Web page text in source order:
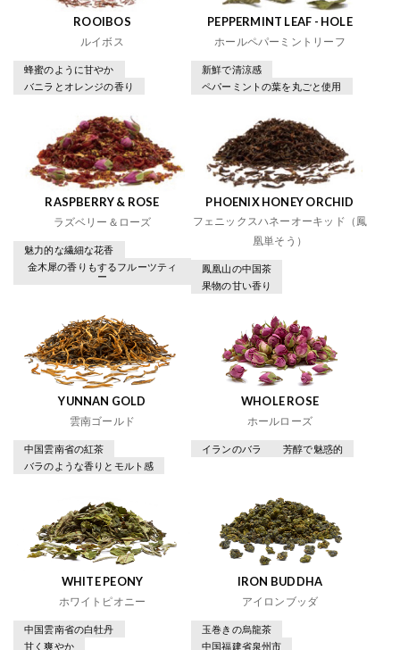
ROOIBOS
ルイボス
蜂蜜のように甘やか
バニラとオレンジの香り
PEPPERMINT LEAF - HOLE
ホールペパーミントリーフ
新鮮で清涼感
ペパーミントの葉を丸ごと使用
RASPBERRY & ROSE
ラズベリー＆ローズ
魅力的な繊細な花香
金木犀の香りもするフルーツティ
ー
PHOENIX HONEY ORCHID
フェニックスハネーオーキッド（鳳
凰単そう）
鳳凰山の中国茶
果物の甘い香り
YUNNAN GOLD
雲南ゴールド
中国雲南省の紅茶
バラのような香りとモルト感
WHOLE ROSE
ホールローズ
イランのバラ 芳醇で魅惑的
WHITE PEONY
ホワイトピオニー
中国雲南省の白牡丹
甘く爽やか
IRON BUDDHA
アイロンブッダ
玉巻きの烏龍茶
中国福建省泉州市